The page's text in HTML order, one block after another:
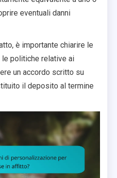
eventuali danni
è importante chiarire le
politiche relative ai
un accordo scritto su
il deposito al termine